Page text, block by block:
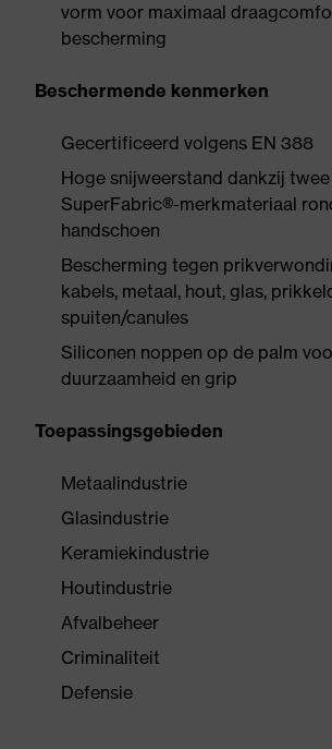
vorm voor maximaal
bescherming
Beschermende kenmerken
Gecertificeerd volgens EN 388
Hoge snijweerstand dankzij
SuperFabric®-merkmateriaal
handschoen
Bescherming tegen
kabels, metaal, hout, glas,
spuiten/canules
Siliconen noppen op de palm
duurzaamheid en grip
Toepassingsgebieden
Metaalindustrie
Glasindustrie
Keramiekindustrie
Houtindustrie
Afvalbeheer
Criminaliteit
Defensie